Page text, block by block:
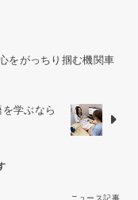
をがっちり掴む機関車
学ぶなら
ニュース記事